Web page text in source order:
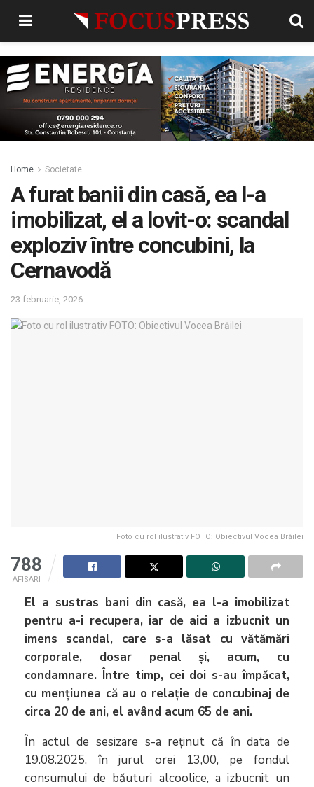
Home Societate
A furat banii din casă, ea l-a
imobilizat, el a lovit-o: scandal
exploziv între concubini, la
Cernavodă
23 februarie, 2026
Foto cu rol ilustrativ FOTO: Obiectivul Vocea Brăilei
788
AFISARI
El a sustras bani din casă, ea l-a imobilizat
pentru a-i recupera, iar de aici a izbucnit un
imens scandal, care s-a lăsat cu vătămări
corporale, dosar penal și, acum, cu
condamnare. Între timp, cei doi s-au împăcat,
cu mențiunea că au o relație de concubinaj de
circa 20 de ani, el având acum 65 de ani.
În actul de sesizare s-a reţinut că în data de
19.08.2025, în jurul orei 13,00, pe fondul
consumului de băuturi alcoolice, a izbucnit un